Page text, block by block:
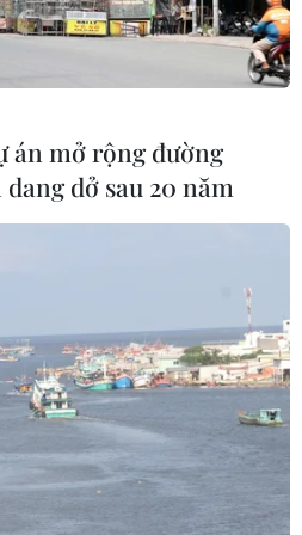
than trong
thêm
XÃ VIỆT NAM
DUẨN
THỊ TÁM, KHÚC THANH
án mở rộng đường
dở sau 20 năm